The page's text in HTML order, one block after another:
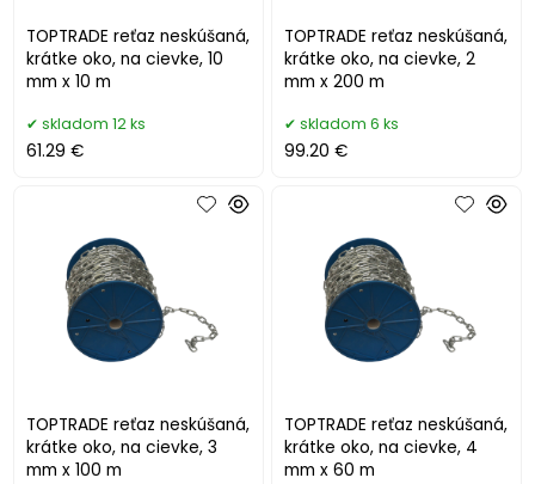
TOPTRADE reťaz neskúšaná,
krátke oko, na cievke, 10
mm x 10 m
skladom 12 ks
61.29 €
TOPTRADE reťaz neskúšaná,
krátke oko, na cievke, 2
mm x 200 m
skladom 6 ks
99.20 €
TOPTRADE reťaz neskúšaná,
krátke oko, na cievke, 3
mm x 100 m
TOPTRADE reťaz neskúšaná,
krátke oko, na cievke, 4
mm x 60 m